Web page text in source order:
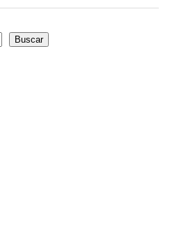
Buscar